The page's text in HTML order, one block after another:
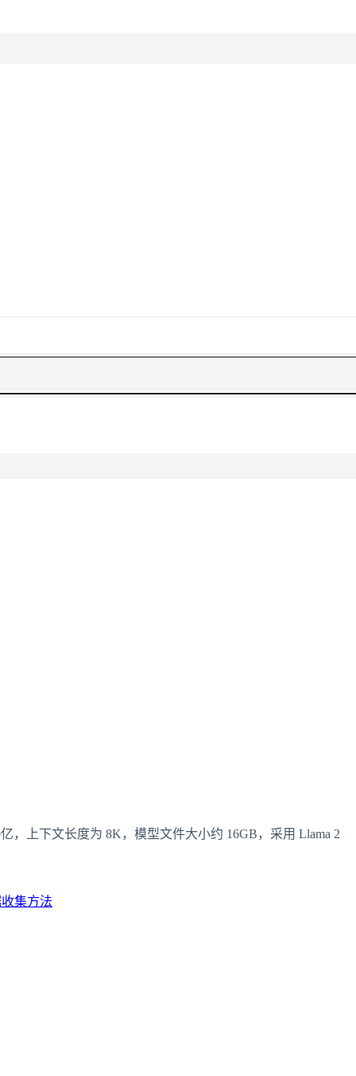
，上下文长度为 8K，模型文件大小约 16GB，采用 Llama 2
集方法